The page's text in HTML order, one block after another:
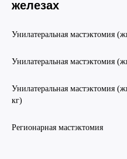
железах
Унилатеральная мастэктомия
Унилатеральная мастэктомия
Унилатеральная мастэктомия
кг)
Регионарная мастэктомия